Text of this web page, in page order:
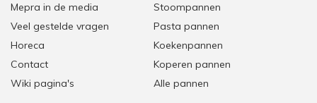
Mepra in de media
Veel gestelde vragen
Horeca
Contact
Wiki pagina's
Stoompannen
Pasta pannen
Koekenpannen
Koperen pannen
Alle pannen